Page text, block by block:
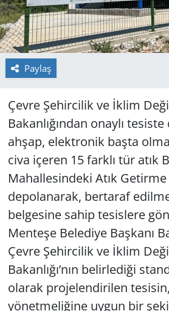
Paylaş
Çevre Şehircilik ve İklim
Bakanlığından onaylı
ahşap, elektronik başta
civa içeren 15 farklı tür atık
Mahallesindeki Atık
depolanarak, bertaraf
belgesine sahip tesislere
Menteşe Belediye Başkanı
Çevre Şehircilik ve İklim
Bakanlığı’nın belirlediği
olarak projelendirilen tesisin,
yönetmeliğine uygun bir
MAGAZİN
POLİTİKA
SAĞLIK
SİYASET
Yerel